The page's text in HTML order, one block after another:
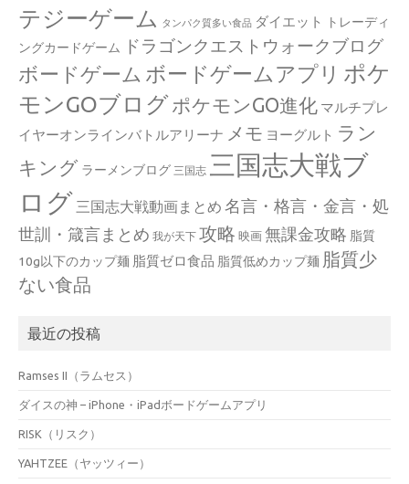
テジーゲーム
タンパク質多い食品 ダイエット
トレーディ
ングカードゲーム
ドラゴンクエストウォークブログ
ボードゲーム ボードゲームアプリ ポケ
モンGOブログ ポケモンGO進化 マルチプレ
イヤーオンラインバトルアリーナ メモ ヨーグルト ラン
キング ラーメンブログ 三国志 三国志大戦ブ
ログ 三国志大戦動画まとめ 名言・格言・金言・処
世訓・箴言まとめ 我が天下 攻略 映画 無課金攻略 脂質
10g以下のカップ麺 脂質ゼロ食品 脂質低めカップ麺 脂質少
ない食品
最近の投稿
Ramses II（ラムセス）
ダイスの神 – iPhone・iPadボードゲームアプリ
RISK（リスク）
YAHTZEE（ヤッツィー）